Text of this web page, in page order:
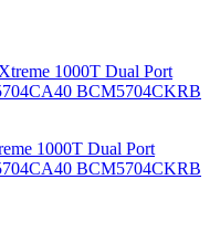
1000T Dual Port
BCM5704CKRB